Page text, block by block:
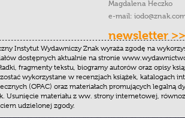
Magdalena Heczko
e-mail:
newsletter >>
Instytut Wydawniczy Znak wyraża zgodę na
dostępnych aktualnie na stronie
fragmenty tekstu, biogramy autorów oraz opisy
wykorzystane w recenzjach książek, katalogach
(OPAC) oraz materiałach promujących legalną
Usunięcie materiału z ww. strony internetowej,
udzielonej zgody.